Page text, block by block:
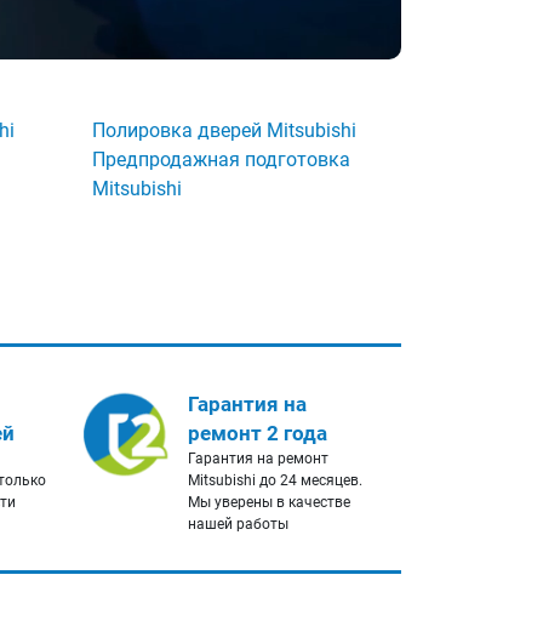
Полировка дверей Mitsubishi
Предпродажная подготовка
Mitsubishi
Гарантия на
ремонт 2 года
Гарантия на ремонт
Mitsubishi до 24 месяцев.
Мы уверены в качестве
нашей работы